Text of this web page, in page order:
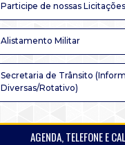
Participe de nossas Licitações
Alistamento Militar
Secretaria de Trânsito
Diversas/Rotativo)
AGENDA, TELEFONE E